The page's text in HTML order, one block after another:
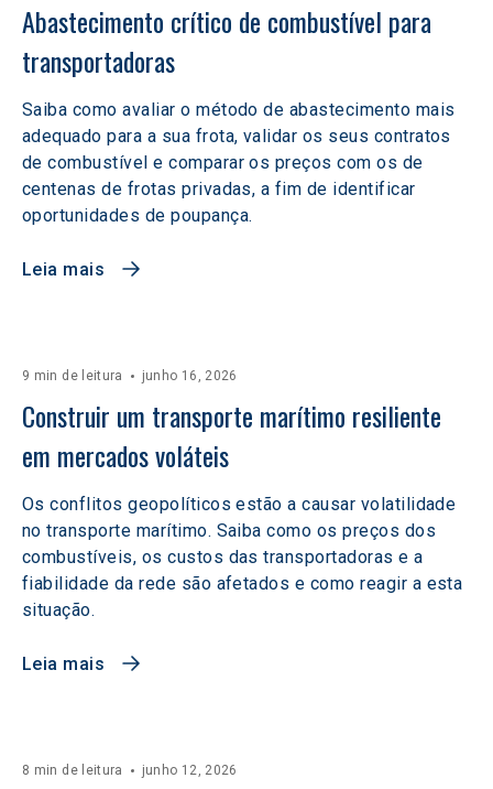
Abastecimento crítico de combustível para
transportadoras
Saiba como avaliar o método de abastecimento mais
adequado para a sua frota, validar os seus contratos
de combustível e comparar os preços com os de
centenas de frotas privadas, a fim de identificar
oportunidades de poupança.
Leia mais
9 min de leitura junho 16, 2026
Construir um transporte marítimo resiliente
em mercados voláteis
Os conflitos geopolíticos estão a causar volatilidade
no transporte marítimo. Saiba como os preços dos
combustíveis, os custos das transportadoras e a
fiabilidade da rede são afetados e como reagir a esta
situação.
Leia mais
8 min de leitura junho 12, 2026